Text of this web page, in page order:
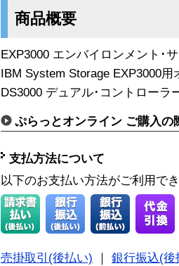
商品概要
EXP3000 エンバイロンメント･
IBM System Storage EXP3000用
DS3000 デュアル･コントローラ
ぷらっとオンライン ご購入の
支払方法について
以下のお支払い方法がご利用で
売掛取引(後払い)
銀行振込(後